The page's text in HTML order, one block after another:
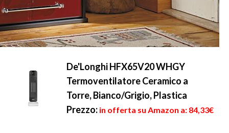
De'Longhi HFX65V20 WHGY
Termoventilatore Ceramico a
Torre, Bianco/Grigio, Plastica
Prezzo: in offerta su Amazon a: 84,33€